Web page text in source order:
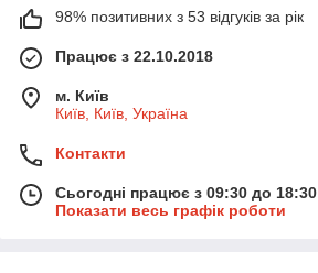
98% позитивних з 53 відгуків за рік
Працює з 22.10.2018
м. Київ
Київ, Київ, Україна
Контакти
Сьогодні працює з 09:30 до 18:30
Показати весь графік роботи